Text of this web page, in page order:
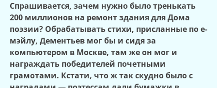
Спрашивается, зачем нужно было тренькать
200 миллионов на ремонт здания для Дома
поэзии? Обрабатывать стихи, присланные по е-
мэйлу, Дементьев мог бы и сидя за
компьютером в Москве, там же он мог и
награждать победителей почетными
грамотами. Кстати, что ж так скудно было с